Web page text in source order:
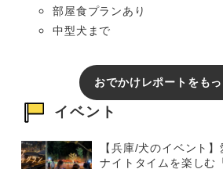
部屋食プランあり
中型犬まで
おでかけレポートをも
イベント
【兵庫/犬のイベント
ナイトタイムを楽しむ